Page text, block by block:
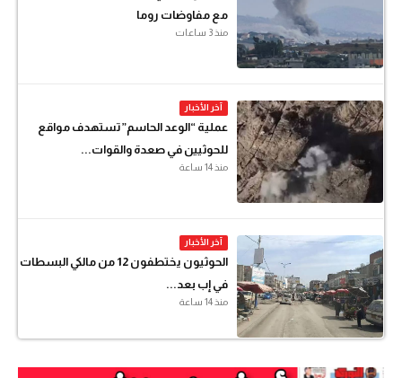
مع مفاوضات روما
منذ 3 ساعات
آخر الأخبار
عملية “الوعد الحاسم” تستهدف مواقع
للحوثيين في صعدة والقوات...
منذ 14 ساعة
آخر الأخبار
الحوثيون يختطفون 12 من مالكي البسطات
في إب بعد...
منذ 14 ساعة